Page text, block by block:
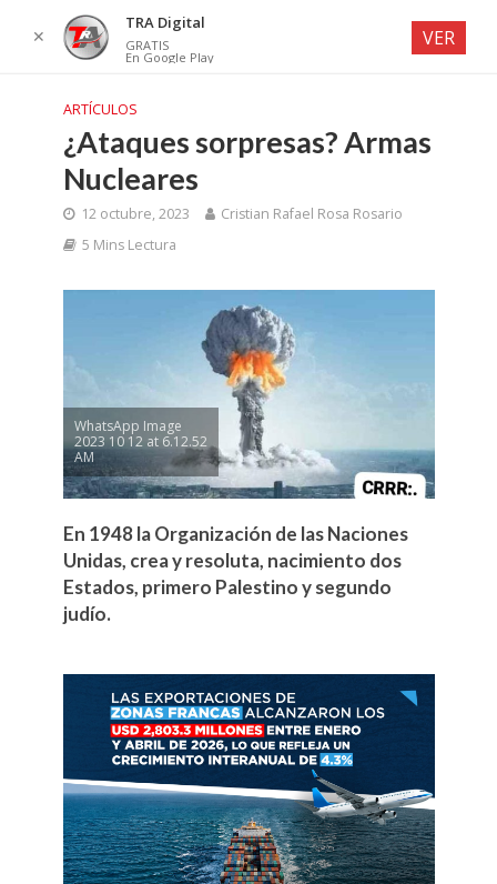
ARTÍCULOS
¿Ataques sorpresas? Armas
Nucleares
12 octubre, 2023
Cristian Rafael Rosa Rosario
5 Mins Lectura
WhatsApp Image
2023 10 12 at 6.12.52
AM
En 1948 la Organización de las Naciones
Unidas, crea y resoluta, nacimiento dos
Estados, primero Palestino y segundo
judío.
✕
TRA Digital
GRATIS
En Google Play
VER